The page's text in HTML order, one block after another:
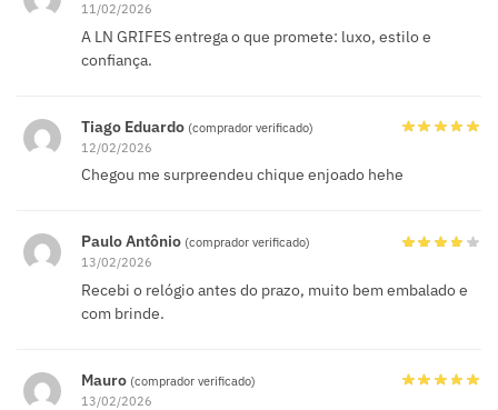
11/02/2026
A LN GRIFES entrega o que promete: luxo, estilo e
confiança.
Tiago Eduardo (comprador verificado)
12/02/2026
Chegou me surpreendeu chique enjoado hehe
Paulo Antônio (comprador verificado)
13/02/2026
Recebi o relógio antes do prazo, muito bem embalado e
com brinde.
Mauro (comprador verificado)
13/02/2026